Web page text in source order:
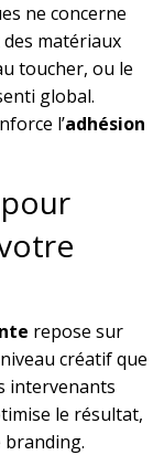
ne concerne
des matériaux
toucher, ou le
global.
l’adhésion
repose sur
créatif que
intervenants
le résultat,
branding.